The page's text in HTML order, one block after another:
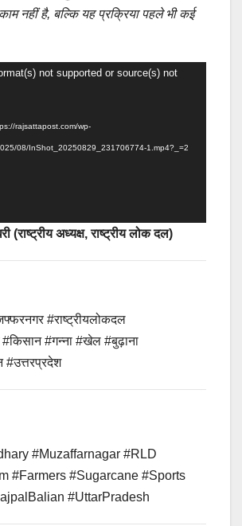
नहीं है, बल्कि यह प्रक्रिया पहले भी कई
not supported or source(s) not
rajsattapost.com/wp-
08/InShot_20250829_231706774-1.mp4?_=2
(राष्ट्रीय अध्यक्ष, राष्ट्रीय लोक दल)
#राष्ट्रीयलोकदल
#गन्ना #खेल #बुढ़ाना
#उत्तरप्रदेश
#Muzaffarnagar #RLD
#Farmers #Sugarcane #Sports
#UttarPradesh